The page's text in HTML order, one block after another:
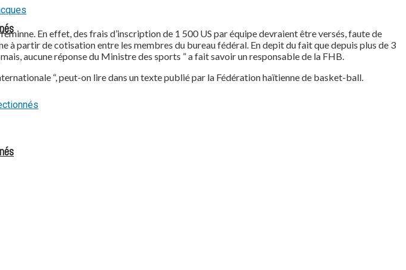
En effet, des frais d’inscription de 1 500 US par équipe devraient être versés, faute de
à partir de cotisation entre les membres du bureau fédéral. En depit du fait que depuis plus de 3
aucune réponse du Ministre des sports ” a fait savoir un responsable de la FHB.
“, peut-on lire dans un texte publié par la Fédération haïtienne de basket-ball.